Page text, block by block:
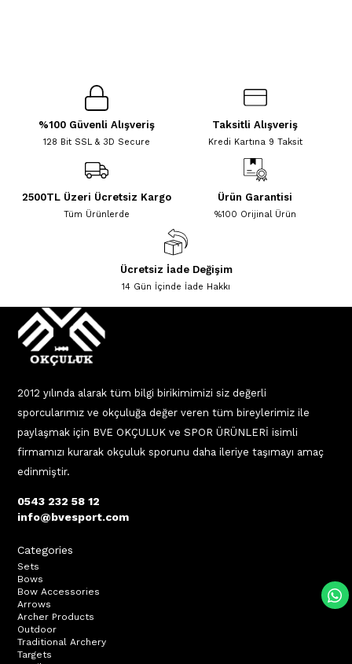
%100 Güvenli Alışveriş
128 Bit SSL & 3D Secure
Taksitli Alışveriş
Kredi Kartına 9 Taksit
2500TL Üzeri Ücretsiz Kargo
Tüm Ürünlerde
Ürün Garantisi
%100 Orijinal Ürün
Ücretsiz İade Değişim
14 Gün İçinde İade Hakkı
2012 yılında alarak tüm bilgi birikimimizi siz değerli
sporcularımız ve okçuluğa değer veren tüm bireylerimiz ile
paylaşmak için BVE OKÇULUK ve SPOR ÜRÜNLERİ isimli
firmamızı kurarak okçuluk sporunu daha ileriye taşımayı amaç
edinmiştir.
0543 232 58 12
info@bvesport.com
Categories
Sets
Bows
Bow Accessories
Arrows
Archer Products
Outdoor
Traditional Archery
Targets